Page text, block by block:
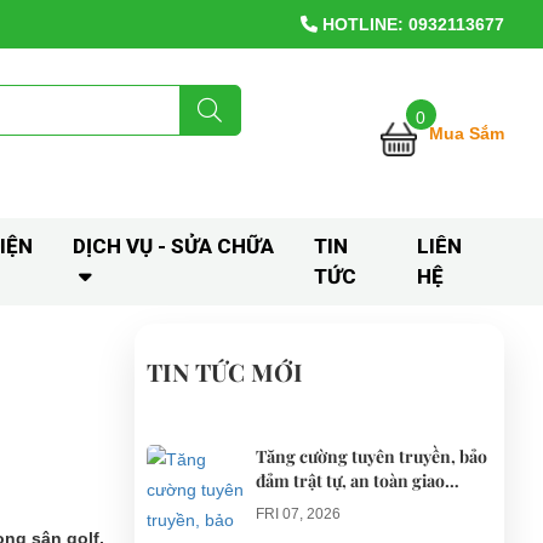
HOTLINE: 0932113677
0
Mua Sắm
DỊCH VỤ - SỬA CHỮA
TIN
TỨC
LIÊN
HỆ
sân golf,
TIN TỨC MỚI
Tăng cường tuyên truyền, bảo
đảm trật tự, an toàn giao
thông khi thí điểm xe điện 4
bánh phục vụ du lịch
FRI 07, 2026